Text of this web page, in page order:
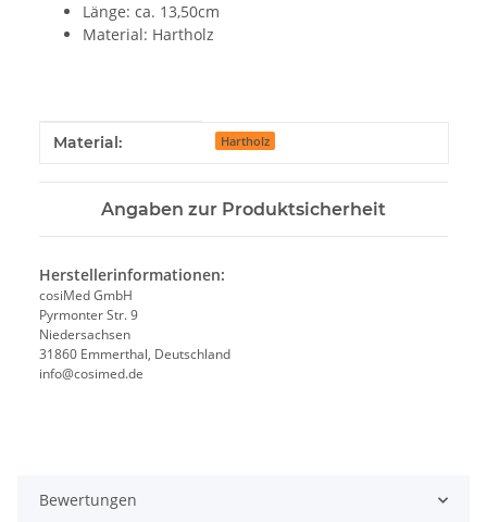
Länge: ca. 13,50cm
Material: Hartholz
Produkteigenschaft
Wert
Material: Hartholz
Angaben zur Produktsicherheit
Herstellerinformationen:
cosiMed GmbH
Pyrmonter Str. 9
Niedersachsen
31860 Emmerthal, Deutschland
info@cosimed.de
Bewertungen